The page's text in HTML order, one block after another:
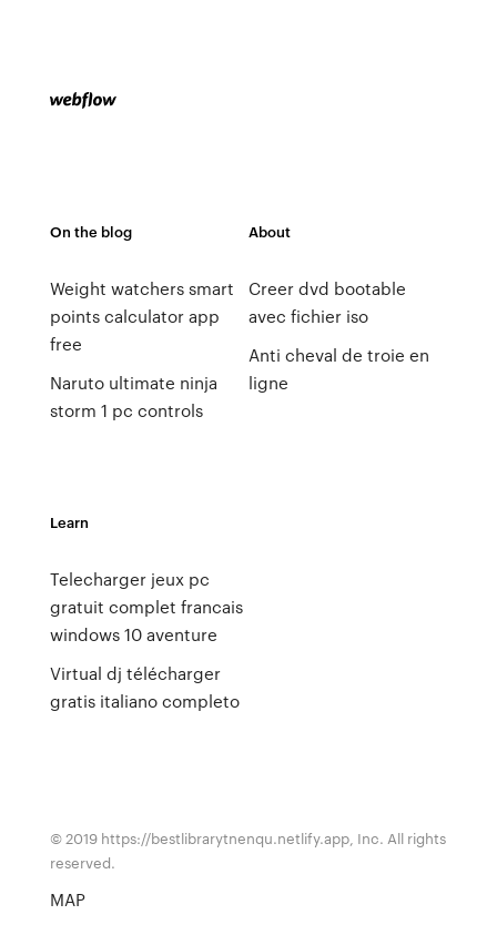
On the blog
Weight watchers smart
points calculator app
free
Naruto ultimate ninja
storm 1 pc controls
About
Creer dvd bootable
avec fichier iso
Anti cheval de troie en
ligne
Learn
Telecharger jeux pc
gratuit complet francais
windows 10 aventure
Virtual dj télécharger
gratis italiano completo
© 2019 https://bestlibrarytnenqu.netlify.app, Inc. All rights
reserved.
MAP